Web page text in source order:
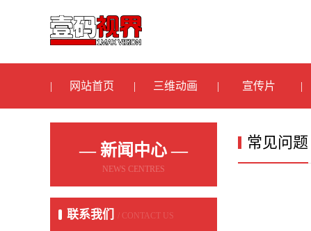
网站首页 三维动画 宣传片
— 新闻中心 —
NEWS CENTRES
联系我们 / CONTACT US
常见问题